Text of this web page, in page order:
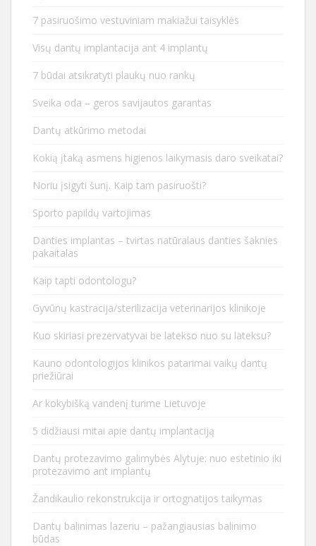
7 pasiruošimo vestuviniam makiažui taisyklės
Visų dantų implantacija ant 4 implantų
7 būdai atsikratyti plaukų nuo rankų
Sveika oda – geros savijautos garantas
Dantų atkūrimo metodai
Kokią įtaką asmens higienos laikymasis daro sveikatai?
Noriu įsigyti šunį. Kaip tam pasiruošti?
Sporto papildų vartojimas
Danties implantas – tvirtas natūralaus danties šaknies
pakaitalas
Kaip tapti odontologu?
Gyvūnų kastracija/sterilizacija veterinarijos klinikoje
Kuo skiriasi prezervatyvai be latekso nuo su lateksu?
Kauno odontologijos klinikos patarimai vaikų dantų
priežiūrai
Ar kokybišką vandenį turime Lietuvoje
5 didžiausi mitai apie dantų implantaciją
Dantų protezavimo galimybės Alytuje: nuo estetinio iki
protezavimo ant implantų
Žandikaulio rekonstrukcija ir ortognatijos taikymas
Dantų balinimas lazeriu – pažangiausias balinimo
būdas